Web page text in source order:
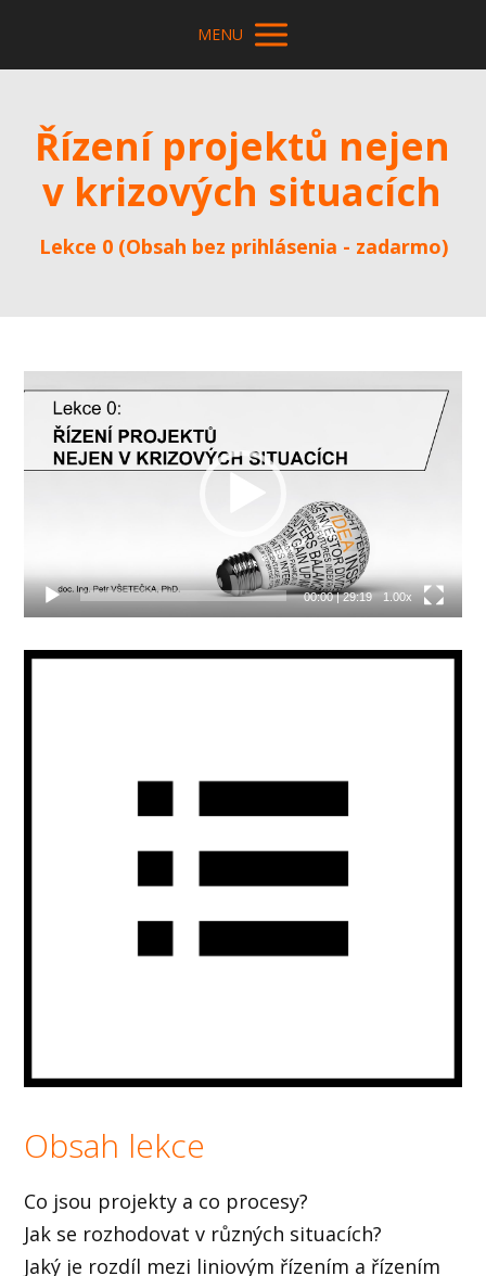
MENU
Řízení projektů nejen
v krizových situacích
Lekce 0 (Obsah bez prihlásenia - zadarmo)
Video
prehrávač
00:00|29:19 1.00x
Obsah lekce
Co jsou projekty a co procesy?
Jak se rozhodovat v různých situacích?
Jaký je rozdíl mezi liniovým řízením a řízením